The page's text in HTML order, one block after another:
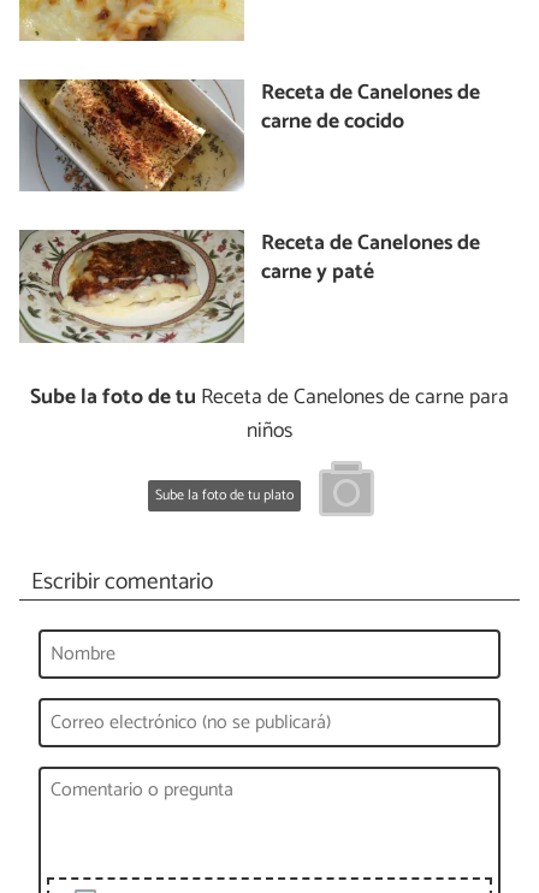
Receta de Canelones de
carne de cocido
Receta de Canelones de
carne y paté
Sube la foto de tu Receta de Canelones de carne para
niños
Sube la foto de tu plato
Escribir comentario